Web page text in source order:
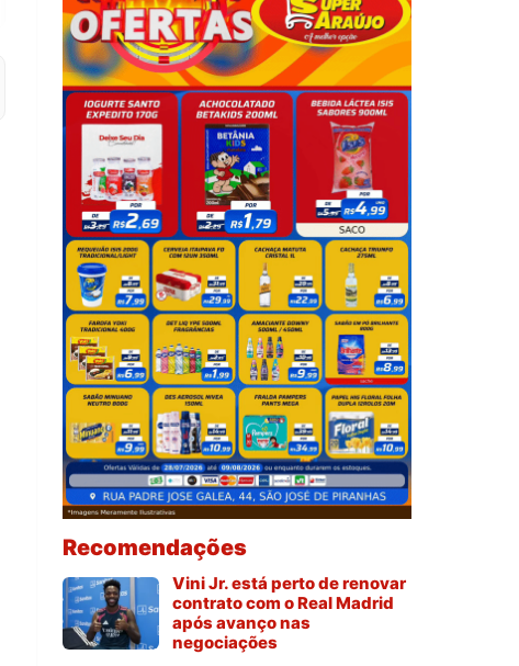
Recomendações
Vini Jr. está perto de renovar
contrato com o Real Madrid
após avanço nas
negociações